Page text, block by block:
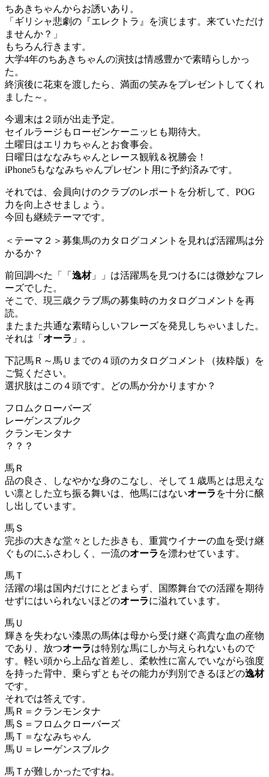
ちあきちゃんからお誘いあり。
「ギリシャ悲劇の『エレクトラ』を演じます。来ていただけ
ませんか？」
もちろん行きます。
大学4年のちあきちゃんの演技は情感豊かで素晴らしかっ
た。
終演後に花束を渡したら、満面の笑みをプレゼントしてくれ
ました～。
今週末は２頭が出走予定。
セイルラージもローゼンケーニッヒも期待大。
土曜日はエリカちゃんとお食事会。
日曜日はななみちゃんとレース観戦＆祝勝会！
iPhone5もななみちゃんプレゼント用に予約済みです。
それでは、会員向けのクラブのレポートを分析して、POG
力を向上させましょう。
今回も継続テーマです。
＜テーマ２＞募集馬のカタログコメントを見れば活躍馬は分
かるか？
前回調べた「「 逸材」」は活躍馬を見つけるには微妙なフレ
ーズでした。
そこで、現三歳クラブ馬の募集時のカタログコメントを再
読。
またまた共通な素晴らしいフレーズを発見しちゃいました。
それは「 オーラ 」。
下記馬Ｒ～馬Ｕまでの４頭のカタログコメント（抜粋版）を
ご覧ください。
選択肢はこの４頭です。どの馬か分かりますか？
フロムクローバーズ
レーゲンスブルク
クランモンタナ
？？？
馬Ｒ
品の良さ、しなやかな身のこなし、そして１歳馬とは思えな
い凛とした立ち振る舞いは、他馬にはないオーラ を十分に醸
し出しています。
馬Ｓ
完歩の大きな堂々とした歩きも、重賞ウイナーの血を受け継
ぐものにふさわしく、一流のオーラ を漂わせています。
馬Ｔ
活躍の場は国内だけにとどまらず、国際舞台での活躍を期待
せずにはいられないほどのオーラに溢れています。
馬Ｕ
輝きを失わない漆黒の馬体は母から受け継ぐ高貴な血の産物
であり、放つオーラは特別な馬にしか与えられないもので
す。軽い頭から上品な首差し、柔軟性に富んでいながら強度
を持った背中、乗らずともその能力が判別できるほどの逸材
です。
それでは答えです。
馬Ｒ＝クランモンタナ
馬Ｓ＝フロムクローバーズ
馬Ｔ＝ななみちゃん
馬Ｕ＝レーゲンスブルク
馬Ｔが難しかったですね。